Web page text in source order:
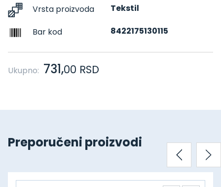
Vrsta proizvoda Tekstil
Bar kod 8422175130115
Ukupno: 731,00 RSD
Preporučeni proizvodi